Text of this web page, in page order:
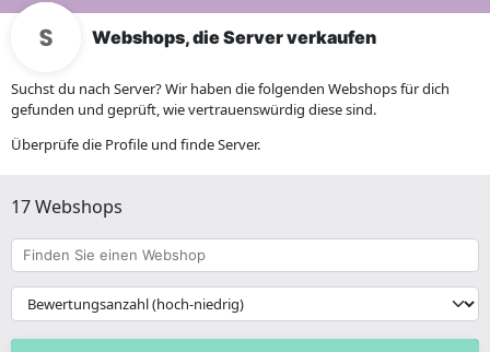
Webshops, die Server verkaufen
Suchst du nach Server? Wir haben die folgenden Webshops für dich
gefunden und geprüft, wie vertrauenswürdig diese sind.
Überprüfe die Profile und finde Server.
17 Webshops
Finden
Sie
einen
Webshop
{{
__('Sort')
}}